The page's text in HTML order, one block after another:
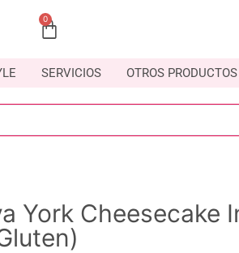
0
SERVICIOS OTROS PRODUCTOS
York Cheesecake